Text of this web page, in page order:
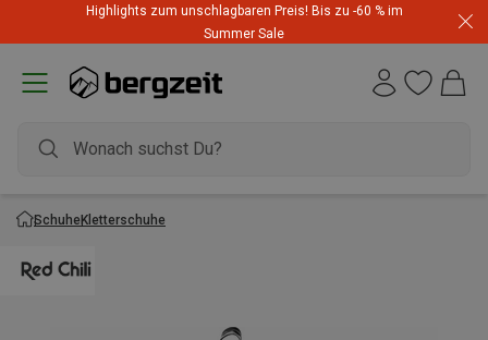
Highlights zum unschlagbaren Preis! Bis zu -60 % im
Summer Sale
SchuheKletterschuhe